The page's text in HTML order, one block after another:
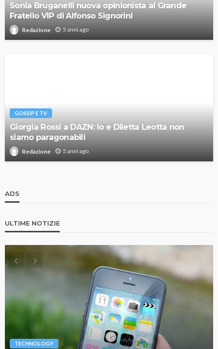
Sonia Bruganelli nuova opinionista al Grande
Fratello VIP di Alfonso Signorini
Redazione 5 anni ago
GOSSIP E TV
Giorgia Rossi a DAZN: Io e Diletta Leotta non
siamo paragonabili
Redazione 5 anni ago
ADS
ULTIME NOTIZIE
TECHNOLOGY